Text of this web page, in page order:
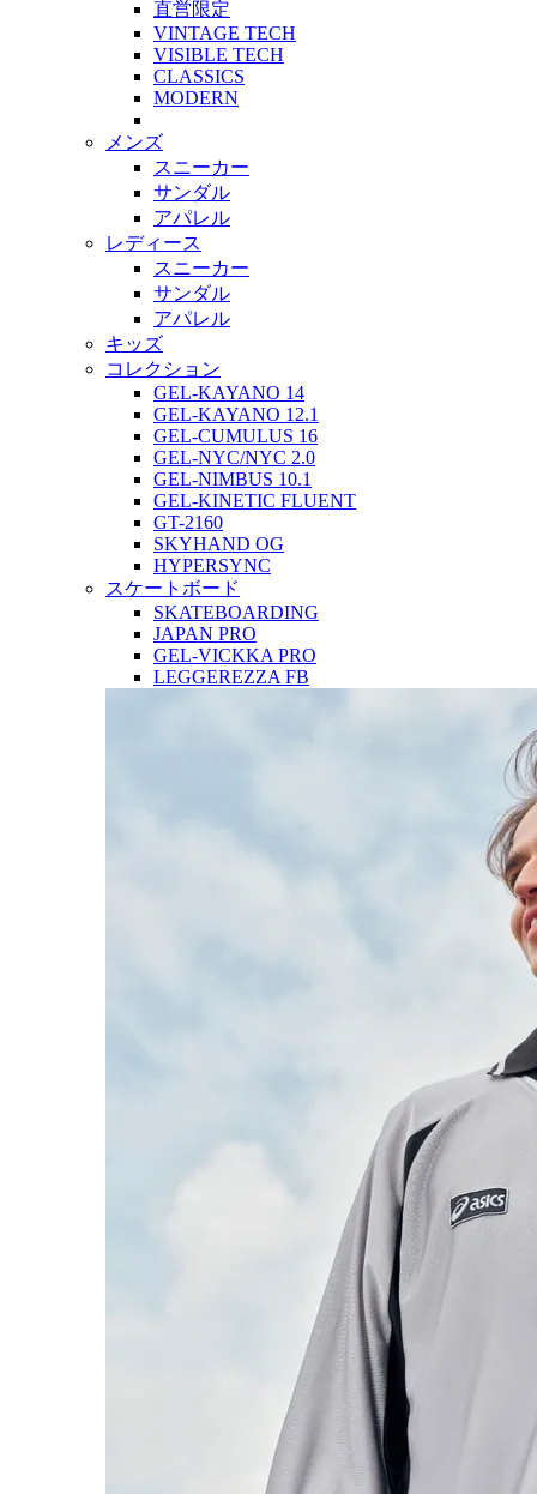
直営限定
VINTAGE TECH
VISIBLE TECH
CLASSICS
MODERN
メンズ
スニーカー
サンダル
アパレル
レディース
スニーカー
サンダル
アパレル
キッズ
コレクション
GEL-KAYANO 14
GEL-KAYANO 12.1
GEL-CUMULUS 16
GEL-NYC/NYC 2.0
GEL-NIMBUS 10.1
GEL-KINETIC FLUENT
GT-2160
SKYHAND OG
HYPERSYNC
スケートボード
SKATEBOARDING
JAPAN PRO
GEL-VICKKA PRO
LEGGEREZZA FB